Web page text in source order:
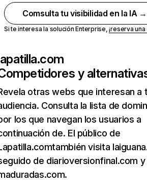
Comsulta tu visibilidad en la IA →
Si te interesa la solución Enterprise,¡reserva
y
otras webs que interesan a
Consulta la lista de
los que navegan los usuarios a
de. El público de
visita
de diarioversionfinal.com y